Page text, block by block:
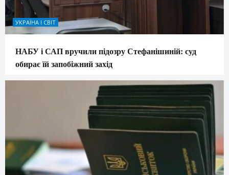
УКРАЇНА І СВІТ
НАБУ і САП вручили підозру Стефанішиній: суд
обирає їй запобіжний захід